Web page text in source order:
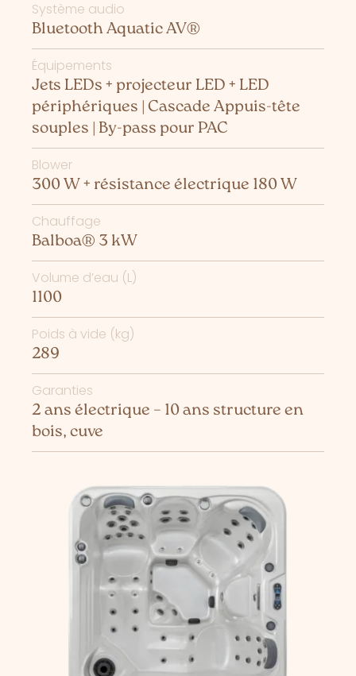
Système audio
Bluetooth Aquatic AV®
Équipements
Jets LEDs + projecteur LED + LED
périphériques | Cascade Appuis-tête
souples | By-pass pour PAC
Blower
300 W + résistance électrique 180 W
Chauffage
Balboa® 3 kW
Volume d’eau (L)
1100
Poids à vide (kg)
289
Garanties
2 ans électrique – 10 ans structure en
bois, cuve